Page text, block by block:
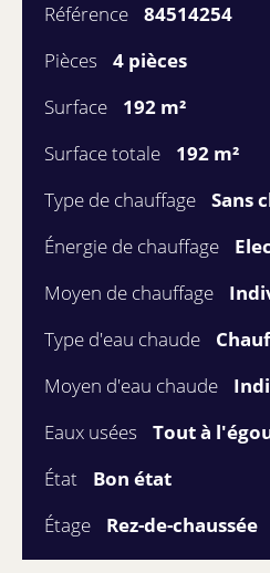
Référence
84514254
Pièces
4 pièces
Surface
192 m²
Surface totale
192 m²
Type de chauffage
Sans
Énergie de chauffage
Moyen de chauffage
Type d'eau chaude
Moyen d'eau chaude
Eaux usées
Tout à
État
Bon état
Étage
Rez-de-chaussée